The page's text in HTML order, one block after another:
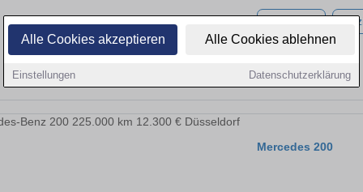
Alle Cookies akzeptieren Alle Cookies ablehnen
Einstellungen Datenschutzerklärung
Mercedes 200